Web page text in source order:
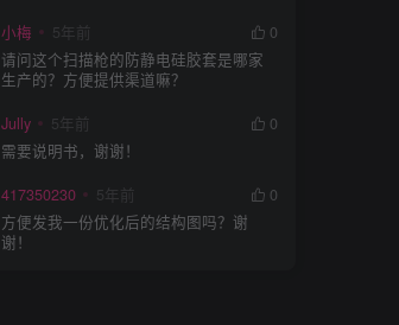
小梅 5年前
0
请问这个扫描枪的防静电硅胶套是哪家
生产的？方便提供渠道嘛？
Jully 5年前
0
需要说明书，谢谢！
417350230 5年前
0
方便发我一份优化后的结构图吗？谢
谢！